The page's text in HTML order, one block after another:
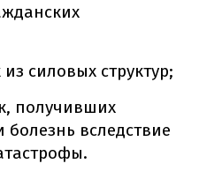
силовых структур;
получивших
вследствие